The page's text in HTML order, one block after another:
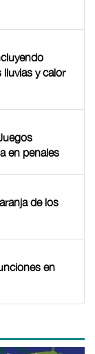
y calor
en penales
de los
en